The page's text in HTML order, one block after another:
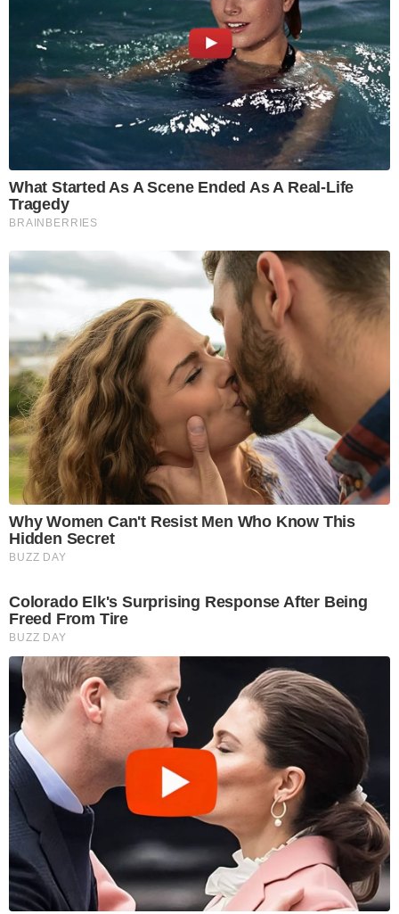
What Started As A Scene Ended As A Real-Life
Tragedy
BRAINBERRIES
Why Women Can't Resist Men Who Know This
Hidden Secret
BUZZ DAY
Colorado Elk's Surprising Response After Being
Freed From Tire
BUZZ DAY